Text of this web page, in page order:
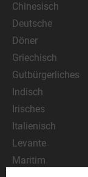
Chinesisch
Deutsche
Döner
Griechisch
Gutbürgerliches
Indisch
Irisches
Italienisch
Levante
Maritim